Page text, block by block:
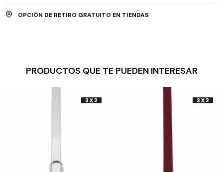
OPCIÓN DE RETIRO GRATUITO EN TIENDAS
PRODUCTOS QUE TE PUEDEN INTERESAR